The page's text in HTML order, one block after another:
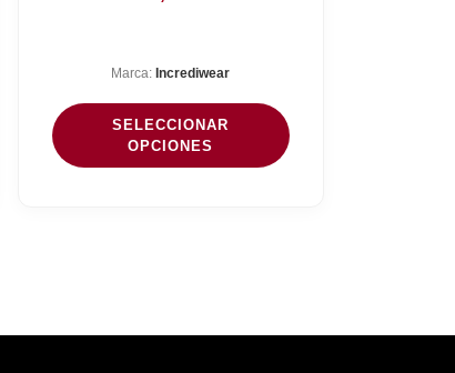
Marca: Incrediwear
SELECCIONAR
OPCIONES